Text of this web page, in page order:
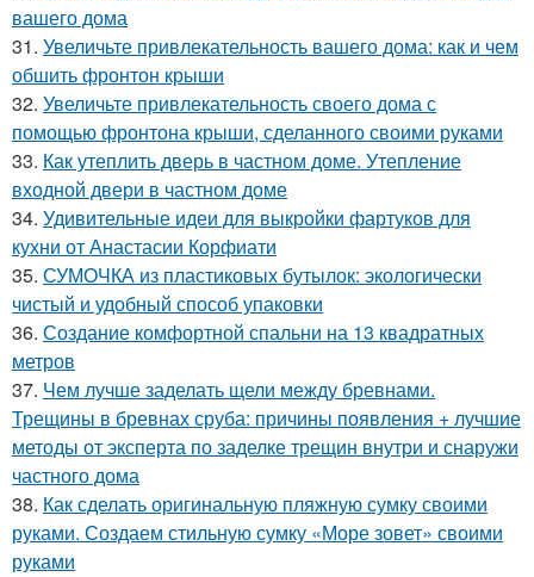
вашего дома
31. Увеличьте привлекательность вашего дома: как и чем
обшить фронтон крыши
32. Увеличьте привлекательность своего дома с
помощью фронтона крыши, сделанного своими руками
33. Как утеплить дверь в частном доме. Утепление
входной двери в частном доме
34. Удивительные идеи для выкройки фартуков для
кухни от Анастасии Корфиати
35. СУМОЧКА из пластиковых бутылок: экологически
чистый и удобный способ упаковки
36. Создание комфортной спальни на 13 квадратных
метров
37. Чем лучше заделать щели между бревнами.
Трещины в бревнах сруба: причины появления + лучшие
методы от эксперта по заделке трещин внутри и снаружи
частного дома
38. Как сделать оригинальную пляжную сумку своими
руками. Создаем стильную сумку «Море зовет» своими
руками